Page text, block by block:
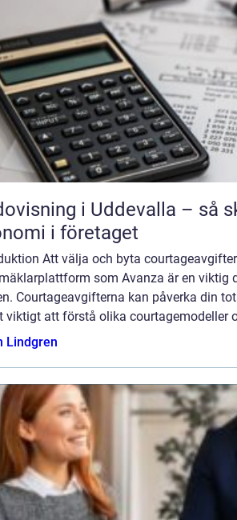
i Uddevalla – så
i företaget
Att välja och byta
som Avanza är en viktig
Courtageavgifterna kan påverka din
viktigt att förstå olika courtagemodeller
Lindgren